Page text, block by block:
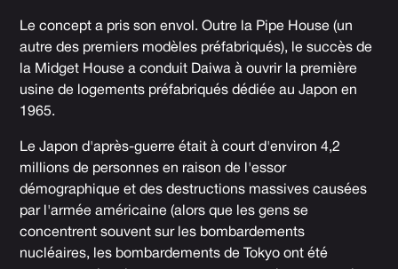
Le concept a pris son envol. Outre la Pipe House (un
autre des premiers modèles préfabriqués), le succès de
la Midget House a conduit Daiwa à ouvrir la première
usine de logements préfabriqués dédiée au Japon en
1965.
Le Japon d'après-guerre était à court d'environ 4,2
millions de personnes en raison de l'essor
démographique et des destructions massives causées
par l'armée américaine (alors que les gens se
concentrent souvent sur les bombardements
nucléaires, les bombardements de Tokyo ont été